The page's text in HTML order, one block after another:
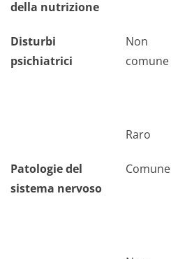
della nutrizione
Disturbi
psichiatrici
Non
comune
Raro
Patologie del
sistema nervoso
Comune